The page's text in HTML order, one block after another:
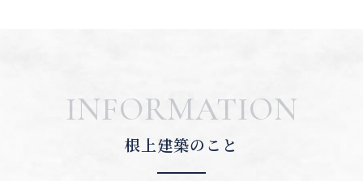
INFORMATION
根上建築のこと